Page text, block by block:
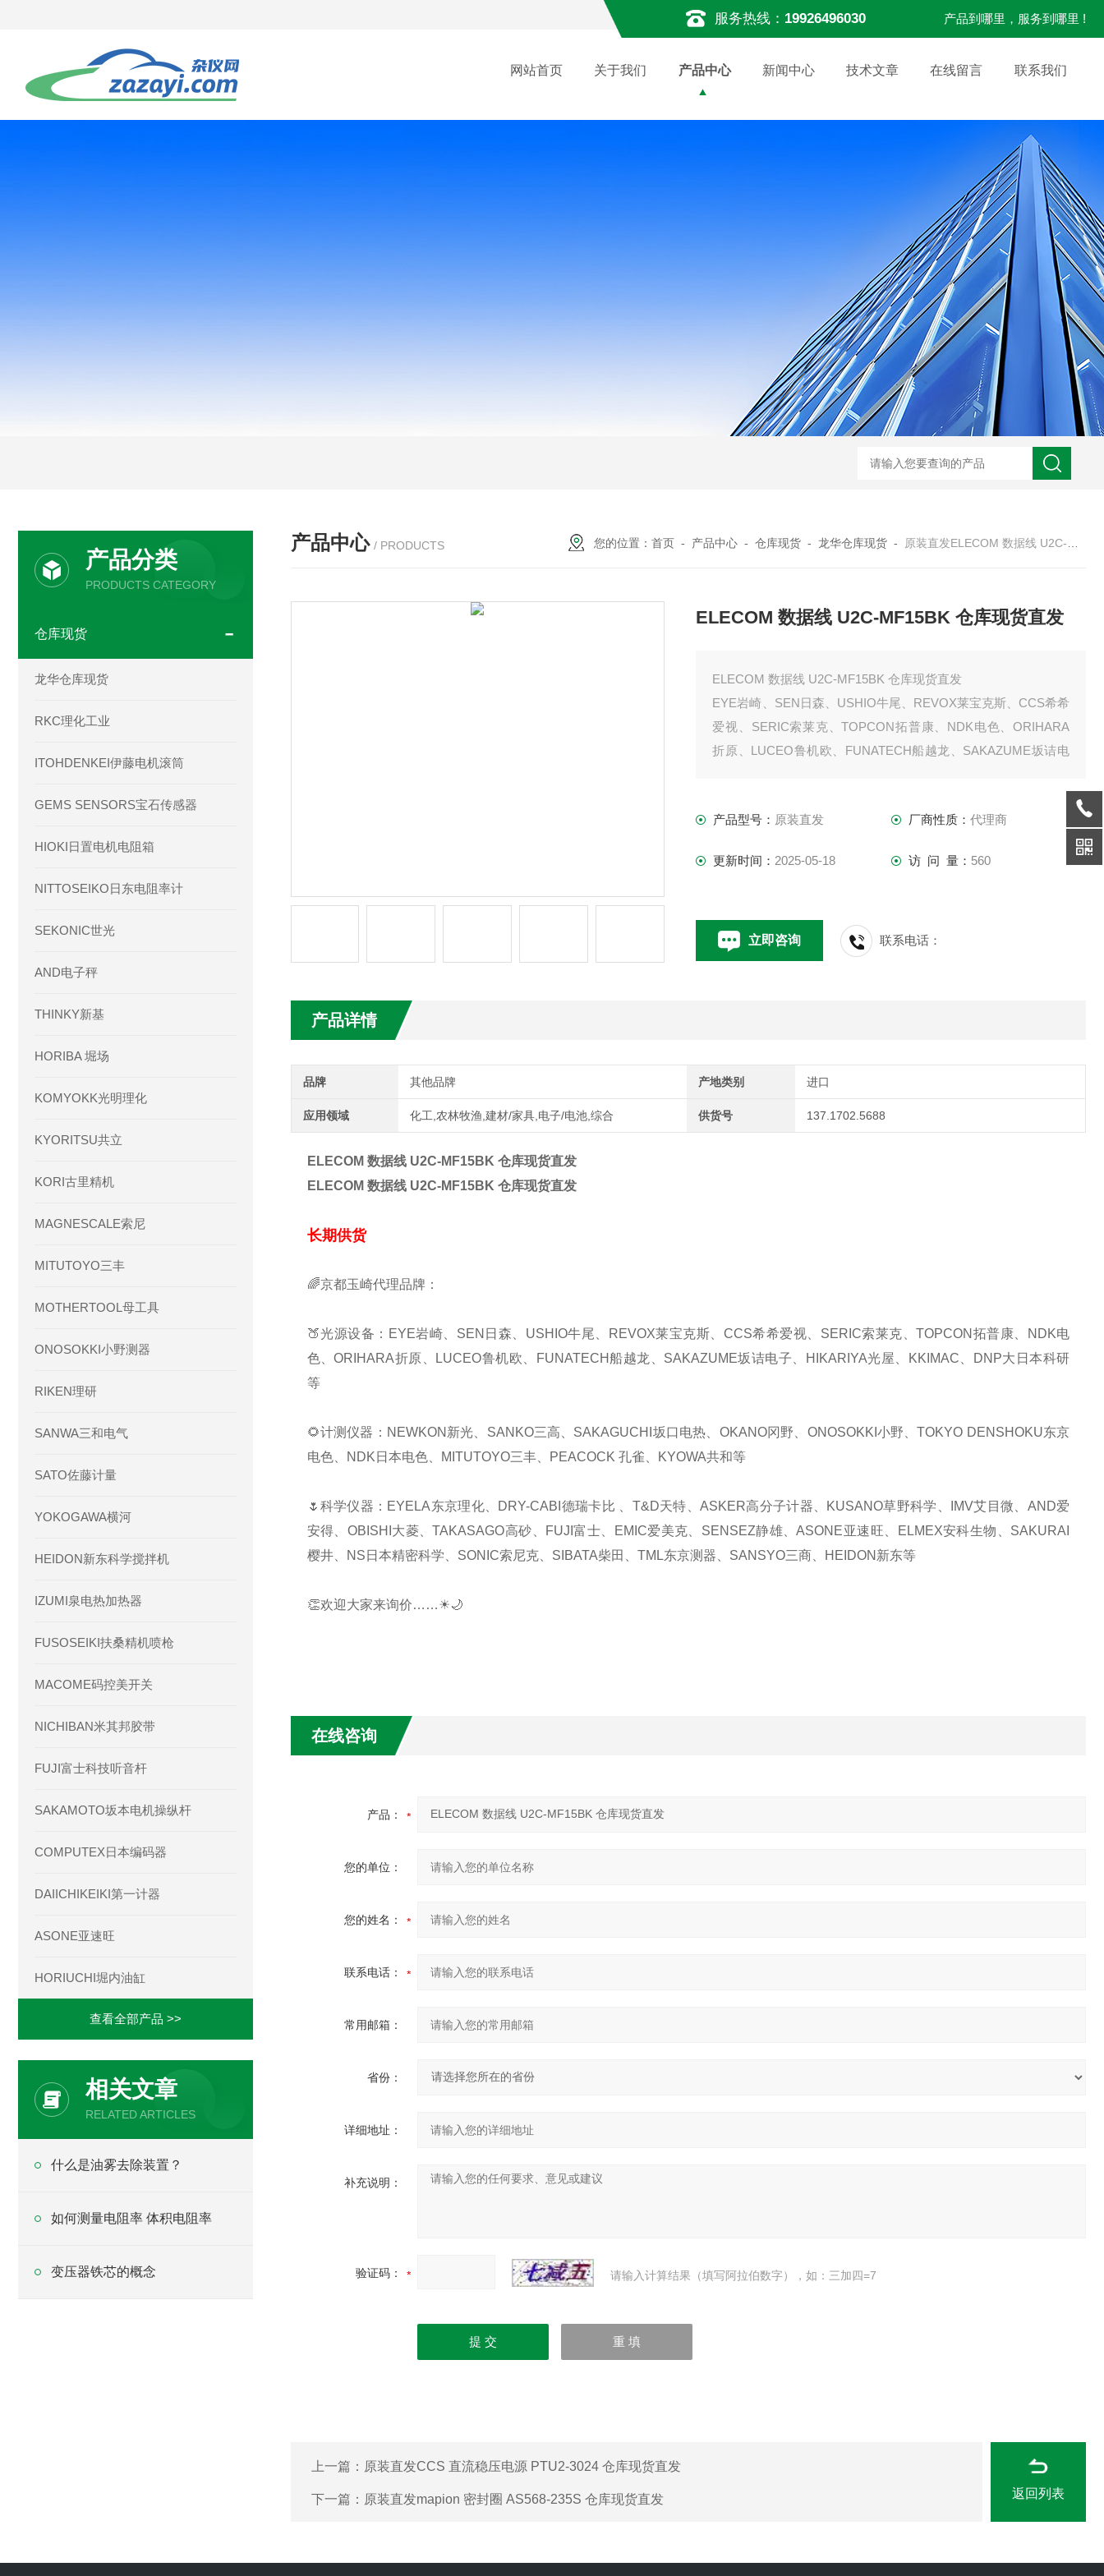
服务热线： 19926496030 产品到哪里，服务到哪里 !
网站首页 关于我们 产品中心 新闻中心 技术文章 在线留言 联系我们
产品中心 / PRODUCTS 您的位置：首页 - 产品中心 -仓库现货 -龙华仓库现货 - 原装直发ELECOM 数据线 U2C-MF15BK 仓库现货直发
ELECOM 数据线 U2C-MF15BK 仓库现货直发
ELECOM 数据线 U2C-MF15BK 仓库现货直发
EYE岩崎、SEN日森、USHIO牛尾、REVOX莱宝克斯、CCS希希
爱视、SERIC索莱克、TOPCON拓普康、NDK电色、ORIHARA
折原、LUCEO鲁机欧、FUNATECH船越龙、SAKAZUME坂诘电
产品型号： 原装直发 厂商性质： 代理商
更新时间： 2025-05-18 访 问 量： 560
立即咨询 联系电话：
产品详情
品牌 其他品牌 产地类别 进口
应用领域 化工,农林牧渔,建材/家具,电子/电池,综合 供货号 137.1702.5688
ELECOM 数据线 U2C-MF15BK 仓库现货直发
ELECOM 数据线 U2C-MF15BK 仓库现货直发
长期供货
🌈京都玉崎代理品牌：
🍑光源设备：EYE岩崎、SEN日森、USHIO牛尾、REVOX莱宝克斯、CCS希希爱视、SERIC索莱克、TOPCON拓普康、NDK电
色、ORIHARA折原、LUCEO鲁机欧、FUNATECH船越龙、SAKAZUME坂诘电子、HIKARIYA光屋、KKIMAC、DNP大日本科研
等
🌻计测仪器：NEWKON新光、SANKO三高、SAKAGUCHI坂口电热、OKANO冈野、ONOSOKKI小野、TOKYO DENSHOKU东京
电色、NDK日本电色、MITUTOYO三丰、PEACOCK 孔雀、KYOWA共和等
🌷科学仪器：EYELA东京理化、DRY-CABI德瑞卡比 、T&D天特、ASKER高分子计器、KUSANO草野科学、IMV艾目微、AND爱
安得、OBISHI大菱、TAKASAGO高砂、FUJI富士、EMIC爱美克、SENSEZ静雄、ASONE亚速旺、ELMEX安科生物、SAKURAI
樱井、NS日本精密科学、SONIC索尼克、SIBATA柴田、TML东京测器、SANSYO三商、HEIDON新东等
👏欢迎大家来询价……☀🌙
在线咨询
产品：
您的单位：
您的姓名：
联系电话：
常用邮箱：
省份：
详细地址：
补充说明：
验证码： 请输入计算结果（填写阿拉伯数字），如：三加四=7
上一篇： 原装直发CCS 直流稳压电源 PTU2-3024 仓库现货直发
下一篇： 原装直发mapion 密封圈 AS568-235S 仓库现货直发 返回列表
产品分类
PRODUCTS CATEGORY
仓库现货
龙华仓库现货
RKC理化工业
ITOHDENKEI伊藤电机滚筒
GEMS SENSORS宝石传感器
HIOKI日置电机电阻箱
NITTOSEIKO日东电阻率计
SEKONIC世光
AND电子秤
THINKY新基
HORIBA 堀场
KOMYOKK光明理化
KYORITSU共立
KORI古里精机
MAGNESCALE索尼
MITUTOYO三丰
MOTHERTOOL母工具
ONOSOKKI小野测器
RIKEN理研
SANWA三和电气
SATO佐藤计量
YOKOGAWA横河
HEIDON新东科学搅拌机
IZUMI泉电热加热器
FUSOSEIKI扶桑精机喷枪
MACOME码控美开关
NICHIBAN米其邦胶带
FUJI富士科技听音杆
SAKAMOTO坂本电机操纵杆
COMPUTEX日本编码器
DAIICHIKEIKI第一计器
ASONE亚速旺
HORIUCHI堀内油缸
查看全部产品 >>
相关文章
RELATED ARTICLES
什么是油雾去除装置？
如何测量电阻率 体积电阻率
变压器铁芯的概念